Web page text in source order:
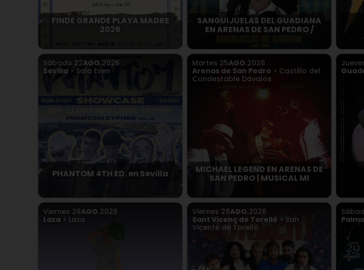
FINDE GRANDE PLAYA MADRE
2026
SANGUIJUELAS DEL GUADIANA
EN ARENAS DE SAN PEDRO /
Sábado 22AGO.2026
Sevilla > Sala Even
PHANTOM 4TH ED. en Sevilla
Martes 25AGO.2026
Arenas de San Pedro > Castillo del
Condestable Dávalos
MICHAEL LEGEND EN ARENAS DE
SAN PEDRO | MUSICAL MI
Viernes 28AGO.2026
Laza > Laza
Viernes 28AGO.2026
Sant Vicenç de Torelló > San
Vicente de Torelló
Palma